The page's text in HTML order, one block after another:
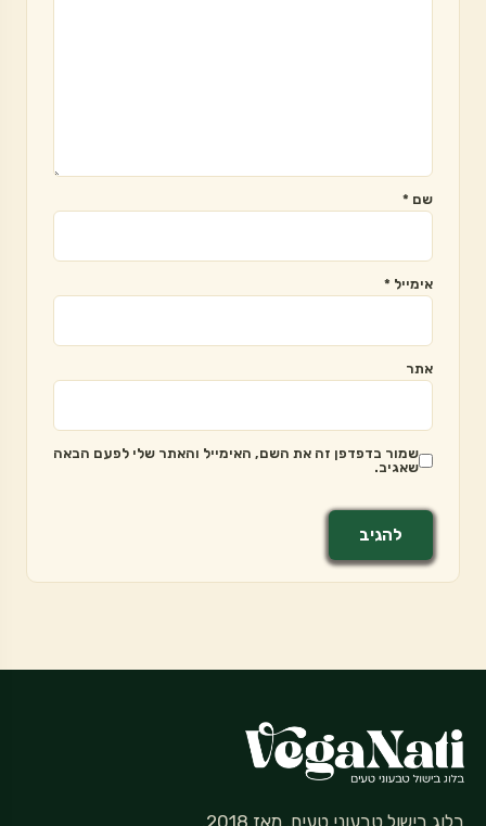
שם *
אימייל *
אתר
שמור בדפדפן זה את השם, האימייל והאתר שלי לפעם הבאה
שאגיב.
בלוג בישול טבעוני טעים. מאז 2018.